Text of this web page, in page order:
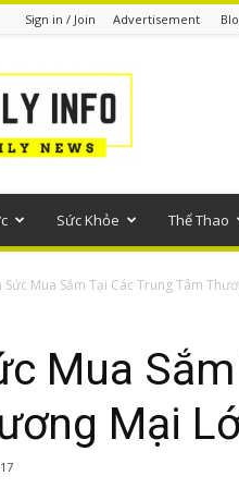
Sign in / Join Advertisement
Sức Khỏe Thể Thao
Sức Mua Sắm Tại Các Trung Tâm
Mua
Mại